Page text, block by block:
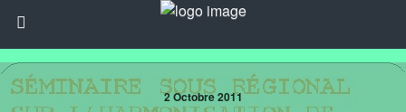
2 Octobre 2011